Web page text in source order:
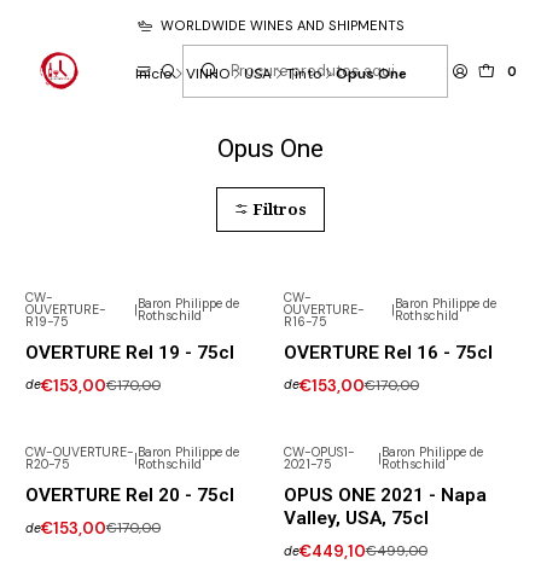
0
WORLDWIDE WINES AND SHIPMENTS
Início VINHO USA Tinto Opus One
Opus One
Filtros
-10% DESCONTO
CW-
OUVERTURE-
R19-75
|Baron Philippe de
Rothschild
OVERTURE Rel 19 - 75cl
de€153,00€170,00
-10% DESCONTO
CW-
OUVERTURE-
R16-75
|Baron Philippe de
Rothschild
OVERTURE Rel 16 - 75cl
de€153,00€170,00
-10% DESCONTO
CW-OUVERTURE-
R20-75
Baron Philippe de
Rothschild
OVERTURE Rel 20 - 75cl
de€153,00€170,00
-10% DESCONTO
CW-OPUS1-
2021-75
Baron Philippe de
Rothschild
OPUS ONE 2021 - Napa
Valley, USA, 75cl
de€449,10€499,00